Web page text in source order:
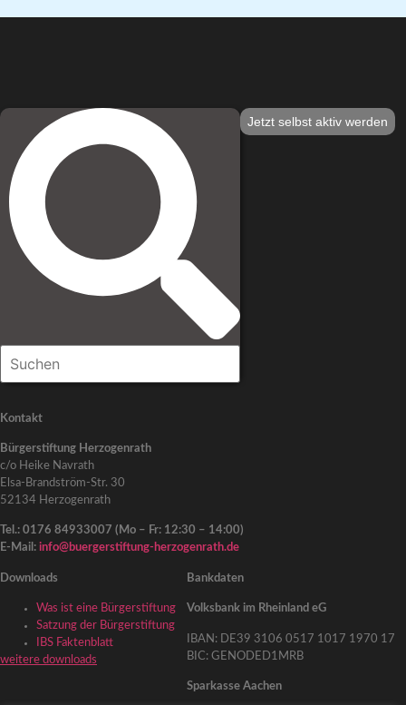
Jetzt selbst aktiv werden
Kontakt
Bürgerstiftung Herzogenrath
c/o Heike Navrath
Elsa-Brandström-Str. 30
52134 Herzogenrath
Tel.: 0176 84933007 (Mo – Fr: 12:30 – 14:00)
E-Mail: info@buergerstiftung-herzogenrath.de
Downloads
Was ist eine Bürgerstiftung
Satzung der Bürgerstiftung
IBS Faktenblatt
weitere downloads
Bankdaten
Volksbank im Rheinland eG
IBAN: DE39 3106 0517 1017 1970 17
BIC: GENODED1MRB
Sparkasse Aachen